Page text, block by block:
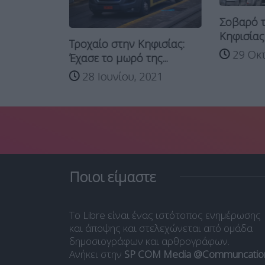
Τροχαίο στην Κηφισίας:
Έχασε το μωρό της...
28 Ιουνίου, 2021
Σοβαρό
Κηφισίας
29
Ποιοι είμαστε
Το Libre είναι ένας ιστότοπος ενημέρωσης
και άποψης και στελεχώνεται από ομάδα
δημοσιογράφων και αρθρογράφων.
Ανήκει στην SP COM Media